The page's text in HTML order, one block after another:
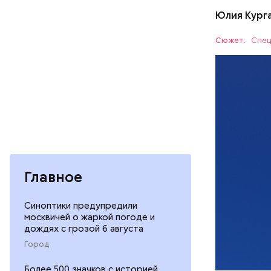
Главное
Синоптики предупредили
москвичей о жаркой погоде и
дождях с грозой 6 августа
Город
Юлия
Сюжет:
падения
Кроме
хуторе